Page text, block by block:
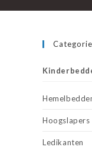
Hoogslapers
Ledikanten